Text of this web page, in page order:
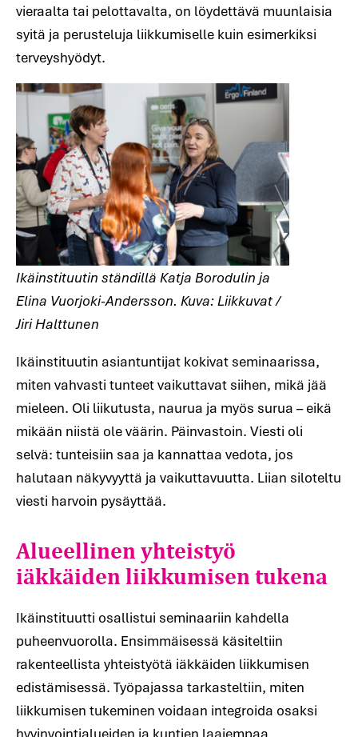
vieraalta tai pelottavalta, on löydettävä muunlaisia
syitä ja perusteluja liikkumiselle kuin esimerkiksi
terveyshyödyt.
Ikäinstituutin ständillä Katja Borodulin ja
Elina Vuorjoki-Andersson. Kuva: Liikkuvat /
Jiri Halttunen
Ikäinstituutin asiantuntijat kokivat seminaarissa,
miten vahvasti tunteet vaikuttavat siihen, mikä jää
mieleen. Oli liikutusta, naurua ja myös surua – eikä
mikään niistä ole väärin. Päinvastoin. Viesti oli
selvä: tunteisiin saa ja kannattaa vedota, jos
halutaan näkyvyyttä ja vaikuttavuutta. Liian siloteltu
viesti harvoin pysäyttää.
Alueellinen yhteistyö
iäkkäiden liikkumisen tukena
Ikäinstituutti osallistui seminaariin kahdella
puheenvuorolla. Ensimmäisessä käsiteltiin
rakenteellista yhteistyötä iäkkäiden liikkumisen
edistämisessä. Työpajassa tarkasteltiin, miten
liikkumisen tukeminen voidaan integroida osaksi